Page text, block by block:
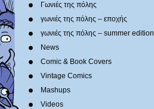
Γωνιές της πόλης
γωνιές της πόλης – εποχής
γωνιές της πόλης – summer edition
News
Comic & Book Covers
Vintage Comics
Mashups
Videos